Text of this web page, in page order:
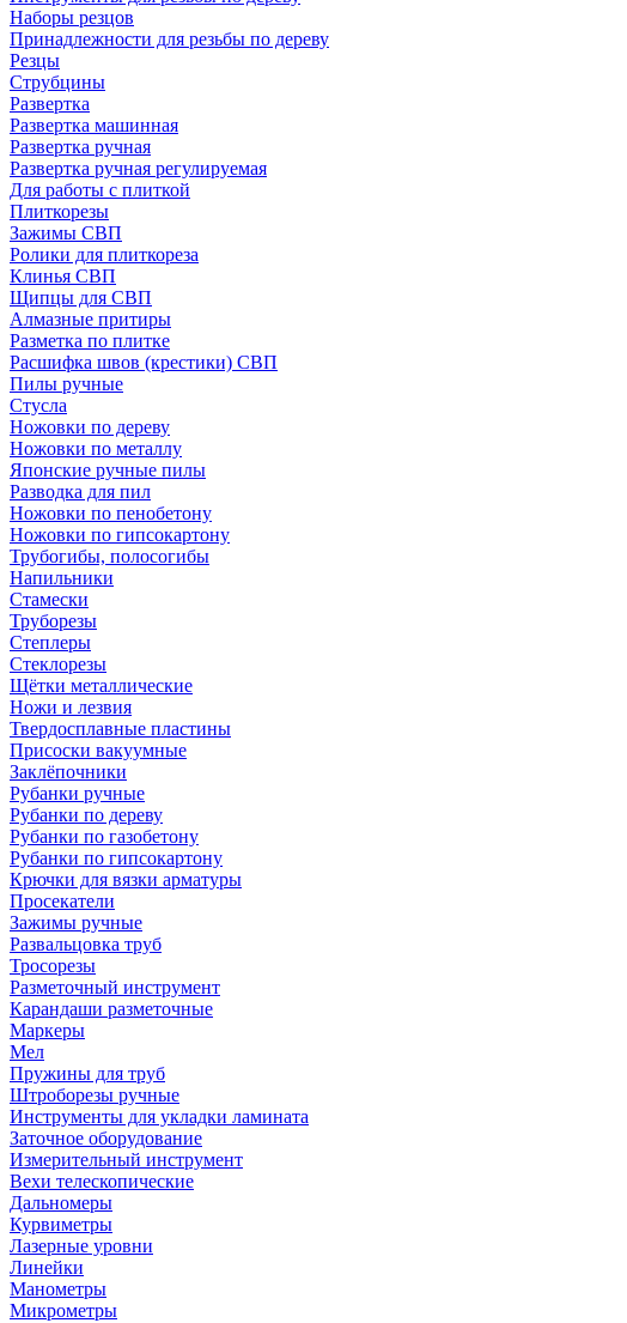
Наборы резцов
Принадлежности для резьбы по дереву
Резцы
Струбцины
Развертка
Развертка машинная
Развертка ручная
Развертка ручная регулируемая
Для работы с плиткой
Плиткорезы
Зажимы СВП
Ролики для плиткореза
Клинья СВП
Щипцы для СВП
Алмазные притиры
Разметка по плитке
Расшифка швов (крестики) СВП
Пилы ручные
Стусла
Ножовки по дереву
Ножовки по металлу
Японские ручные пилы
Разводка для пил
Ножовки по пенобетону
Ножовки по гипсокартону
Трубогибы, полосогибы
Напильники
Стамески
Труборезы
Степлеры
Стеклорезы
Щётки металлические
Ножи и лезвия
Твердосплавные пластины
Присоски вакуумные
Заклёпочники
Рубанки ручные
Рубанки по дереву
Рубанки по газобетону
Рубанки по гипсокартону
Крючки для вязки арматуры
Просекатели
Зажимы ручные
Развальцовка труб
Тросорезы
Разметочный инструмент
Карандаши разметочные
Маркеры
Мел
Пружины для труб
Штроборезы ручные
Инструменты для укладки ламината
Заточное оборудование
Измерительный инструмент
Вехи телескопические
Дальномеры
Курвиметры
Лазерные уровни
Линейки
Манометры
Микрометры